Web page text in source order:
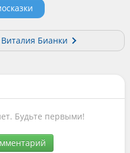
Бианки
Будьте первыми!